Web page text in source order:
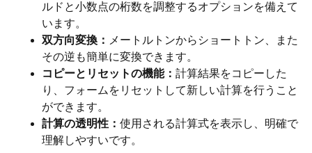
ルドと小数点の桁数を調整するオプションを備えて
います。
双方向変換： メートルトンからショートトン、また
その逆も簡単に変換できます。
コピーとリセットの機能： 計算結果をコピーした
り、フォームをリセットして新しい計算を行うこと
ができます。
計算の透明性： 使用される計算式を表示し、明確で
理解しやすいです。